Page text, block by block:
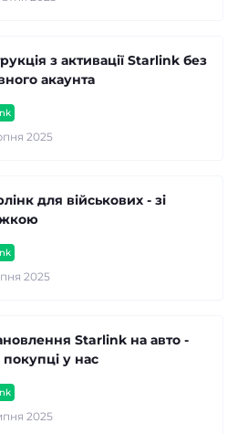
2025
з активації Starlink без
акаунта
2025
для військових - зі
2025
Starlink на авто -
у нас